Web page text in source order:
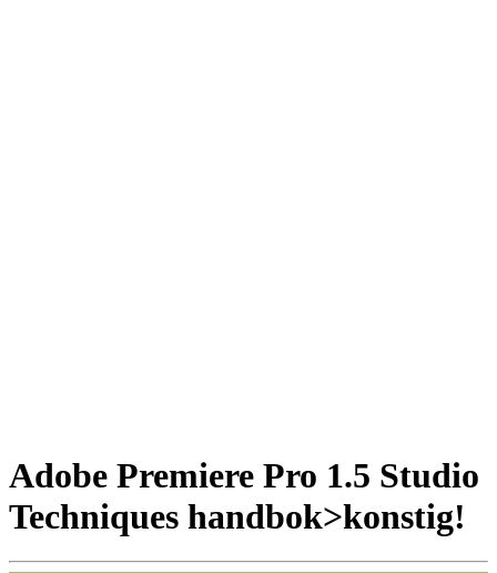
Adobe Premiere Pro 1.5 Studio
Techniques handbok>konstig!